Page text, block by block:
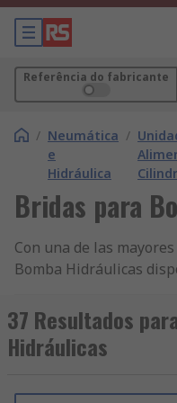
Referência do fabricante
/ Neumática
e
Hidráulica
/
Bridas para
Con una de las
Bomba Hidráulicas
accesorios de
Transmisión de
compromiso con la
de 160 países. ¿No
37 Resultados
Hidráulicas